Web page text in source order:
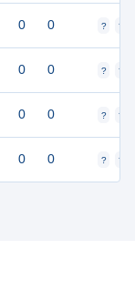
0 0 ? ?
0 0 ? ?
0 0 ? ?
0 0 ? ?